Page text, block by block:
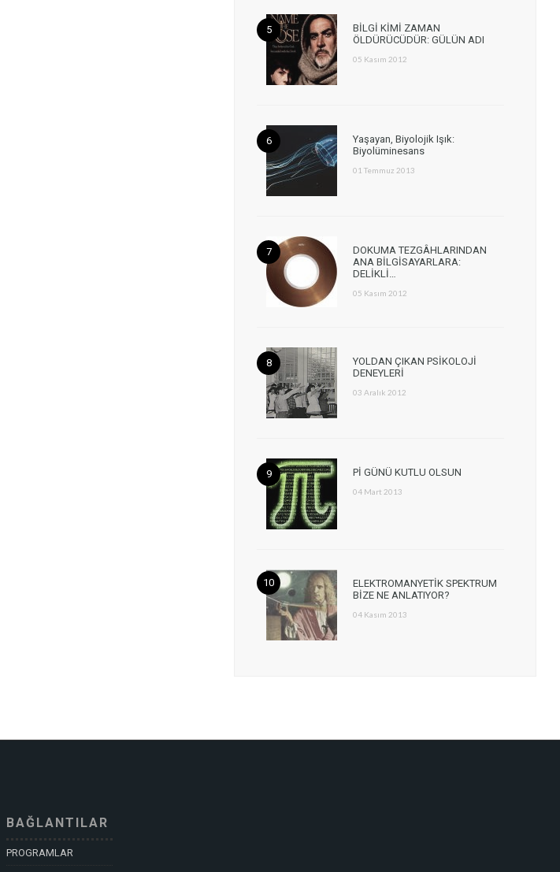
BİLGİ KİMİ ZAMAN
ÖLDÜRÜCÜDÜR: GÜLÜN ADI
05 Kasım 2012
Yaşayan, Biyolojik Işık:
Biyolüminesans
01 Temmuz 2013
DOKUMA TEZGÂHLARINDAN
ANA BİLGİSAYARLARA:
DELİKLİ…
05 Kasım 2012
YOLDAN ÇIKAN PSİKOLOJİ
DENEYLERİ
03 Aralık 2012
Pİ GÜNÜ KUTLU OLSUN
04 Mart 2013
ELEKTROMANYETİK SPEKTRUM
BİZE NE ANLATIYOR?
04 Kasım 2013
BAĞLANTILAR
PROGRAMLAR